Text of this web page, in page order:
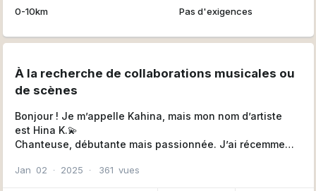
0-10km Pas d'exigences
À la recherche de collaborations musicales ou
de scènes
Bonjour ! Je m’appelle Kahina, mais mon nom d’artiste
est Hina K.💫
Chanteuse, débutante mais passionnée. J’ai récemment
encore plus d’expériences musicales !
Jan 02 ∙ 2025 ∙ 361 vues